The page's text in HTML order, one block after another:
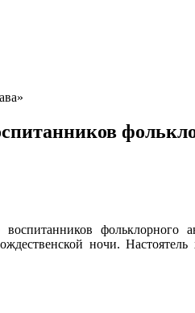
фольклорного
ночи. Настоятель